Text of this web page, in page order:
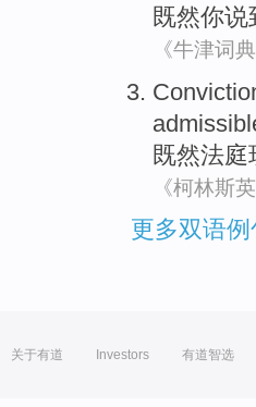
既然你说
《牛津词典
既然法庭
《柯林斯
更多双语例
关于有道 Investors 有道智选